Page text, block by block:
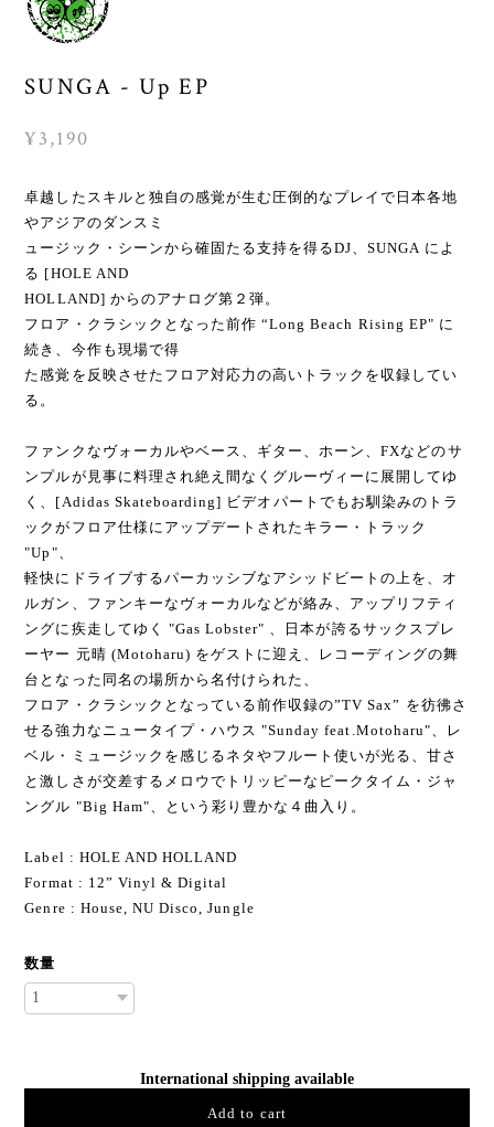
SUNGA - Up EP
¥3,190
卓越したスキルと独自の感覚が生む圧倒的なプレイで日本各地
やアジアのダンスミ
ュージック・シーンから確固たる支持を得るDJ、SUNGA によ
る [HOLE AND
HOLLAND] からのアナログ第２弾。
フロア・クラシックとなった前作 “Long Beach Rising EP" に
続き、今作も現場で得
た感覚を反映させたフロア対応力の高いトラックを収録してい
る。
ファンクなヴォーカルやベース、ギター、ホーン、FXなどのサ
ンプルが見事に料理され絶え間なくグルーヴィーに展開してゆ
く、[Adidas Skateboarding] ビデオパートでもお馴染みのトラ
ックがフロア仕様にアップデートされたキラー・トラック
"Up"、
軽快にドライブするパーカッシブなアシッドビートの上を、オ
ルガン、ファンキーなヴォーカルなどが絡み、アップリフティ
ングに疾走してゆく "Gas Lobster" 、日本が誇るサックスプレ
ーヤー 元晴 (Motoharu) をゲストに迎え、レコーディングの舞
台となった同名の場所から名付けられた、
フロア・クラシックとなっている前作収録の”TV Sax” を彷彿さ
せる強力なニュータイプ・ハウス "Sunday feat.Motoharu"、レ
ベル・ミュージックを感じるネタやフルート使いが光る、甘さ
と激しさが交差するメロウでトリッピーなピークタイム・ジャ
ングル "Big Ham"、という彩り豊かな４曲入り。
Label : HOLE AND HOLLAND
Format : 12” Vinyl & Digital
Genre : House, NU Disco, Jungle
数量
International shipping available
Add to cart